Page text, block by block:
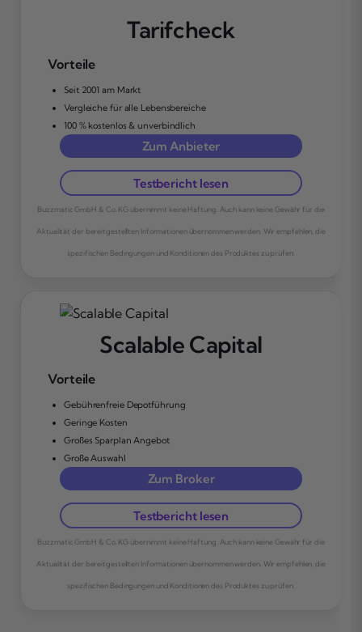
Tarifcheck
Vorteile
Seit 2001 am Markt
Vergleiche für alle Lebensbereiche
100 % kostenlos & unverbindlich
Zum Anbieter
Testbericht lesen
Buzzmatic GmbH & Co. KG übernimmt keine Haftung. Auch kann keine Gewähr für die
Aktualität der bereitgestellten Informationen übernommen werden. Wir empfehlen, die
spezifischen Bedingungen und Konditionen des Produktes zu prüfen.
Scalable Capital
Vorteile
Gebührenfreie Depotführung
Geringe Kosten
Großes Sparplan Angebot
Große Auswahl
Zum Broker
Testbericht lesen
Buzzmatic GmbH & Co. KG übernimmt keine Haftung. Auch kann keine Gewähr für die
Aktualität der bereitgestellten Informationen übernommen werden. Wir empfehlen, die
spezifischen Bedingungen und Konditionen des Produktes zu prüfen.